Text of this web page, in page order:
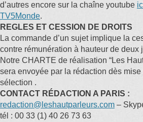
d’autres encore sur la chaîne youtube
TV5Monde.
REGLES ET CESSION DE DROITS
La commande d’un sujet implique la
contre rémunération à hauteur de deux
Notre CHARTE de réalisation “Les
sera envoyée par la rédaction dès mise
sélection .
CONTACT RÉDACTION A PARIS :
redaction@leshautparleurs.com –
tél : 00 33 (1) 40 26 73 63